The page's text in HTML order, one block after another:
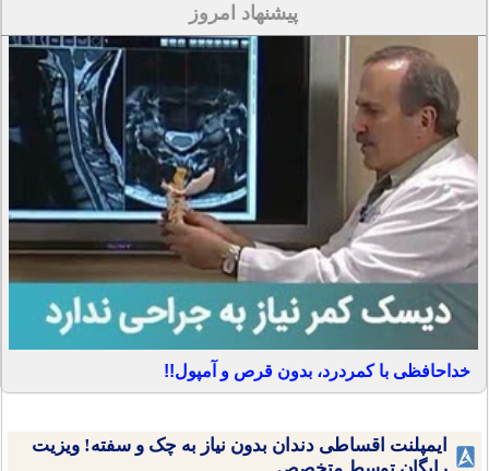
پیشنهاد امروز
خداحافظی با کمردرد، بدون قرص و آمپول!!
ایمپلنت اقساطی دندان بدون نیاز به چک و سفته! ویزیت